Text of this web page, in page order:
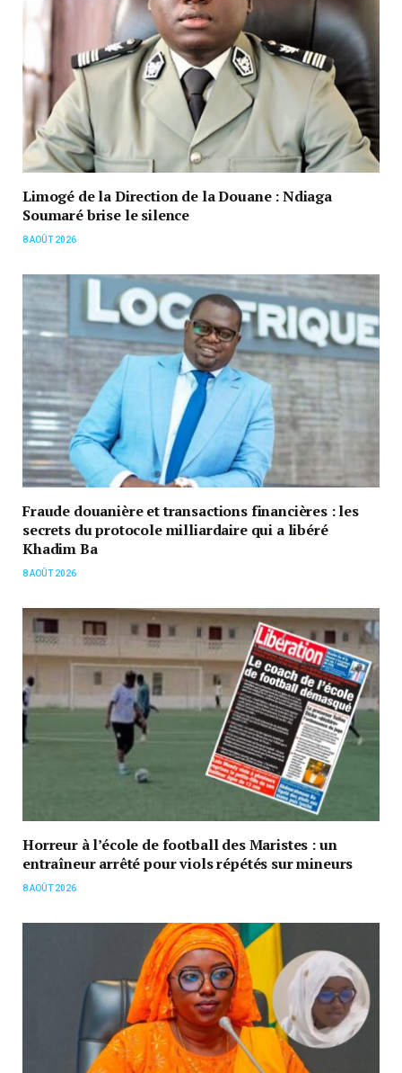
Limogé de la Direction de la Douane : Ndiaga
Soumaré brise le silence
8 AOÛT 2026
Fraude douanière et transactions financières : les
secrets du protocole milliardaire qui a libéré
Khadim Ba
8 AOÛT 2026
Horreur à l’école de football des Maristes : un
entraîneur arrêté pour viols répétés sur mineurs
8 AOÛT 2026